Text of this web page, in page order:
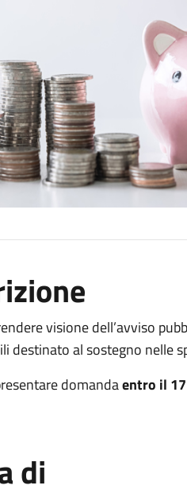
visione dell’avviso
destinato al sostegno nelle
domandaentro il
di